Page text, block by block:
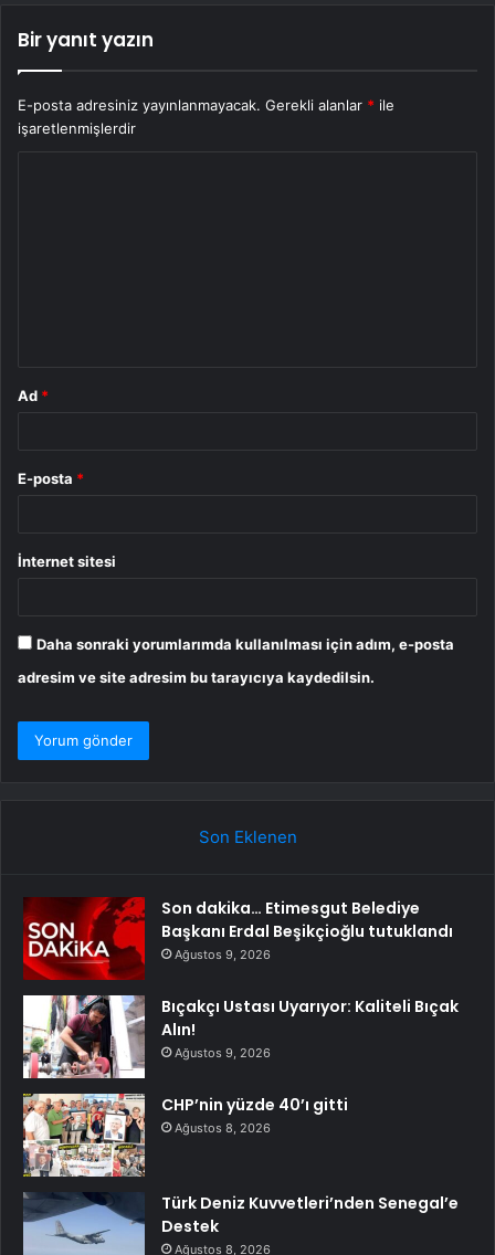
Bir yanıt yazın
E-posta adresiniz yayınlanmayacak. Gerekli alanlar * ile
işaretlenmişlerdir
Ad *
E-posta *
İnternet sitesi
Daha sonraki yorumlarımda kullanılması için adım, e-posta
adresim ve site adresim bu tarayıcıya kaydedilsin.
Son Eklenen
Son dakika… Etimesgut Belediye
Başkanı Erdal Beşikçioğlu tutuklandı
Ağustos 9, 2026
Bıçakçı Ustası Uyarıyor: Kaliteli Bıçak
Alın!
Ağustos 9, 2026
CHP’nin yüzde 40’ı gitti
Ağustos 8, 2026
Türk Deniz Kuvvetleri’nden Senegal’e
Destek
Ağustos 8, 2026